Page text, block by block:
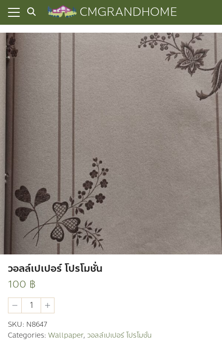
Skip
content
CMGRANDHOME
ความเป็นส่วนตัว
หมด
ผ่านมา
วอลล์เปเปอร์ โปรโมชั่น
100 ฿
วอ
ลล์
เปเปอร์
โปร
โม
SKU: N8647
Categories: Wallpaper, วอลล์เปเปอร์ โปรโมชั่น